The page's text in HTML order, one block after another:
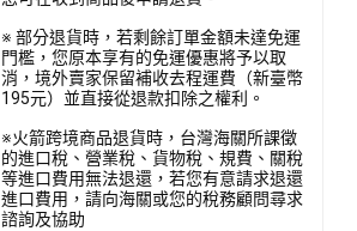
※ 部分退貨時，若剩餘訂單金額未達免運
門檻，您原本享有的免運優惠將予以取
消，境外賣家保留補收去程運費（新臺幣
195元）並直接從退款扣除之權利。
※火箭跨境商品退貨時，台灣海關所課徵
的進口稅、營業稅、貨物稅、規費、關稅
等進口費用無法退還，若您有意請求退還
進口費用，請向海關或您的稅務顧問尋求
諮詢及協助